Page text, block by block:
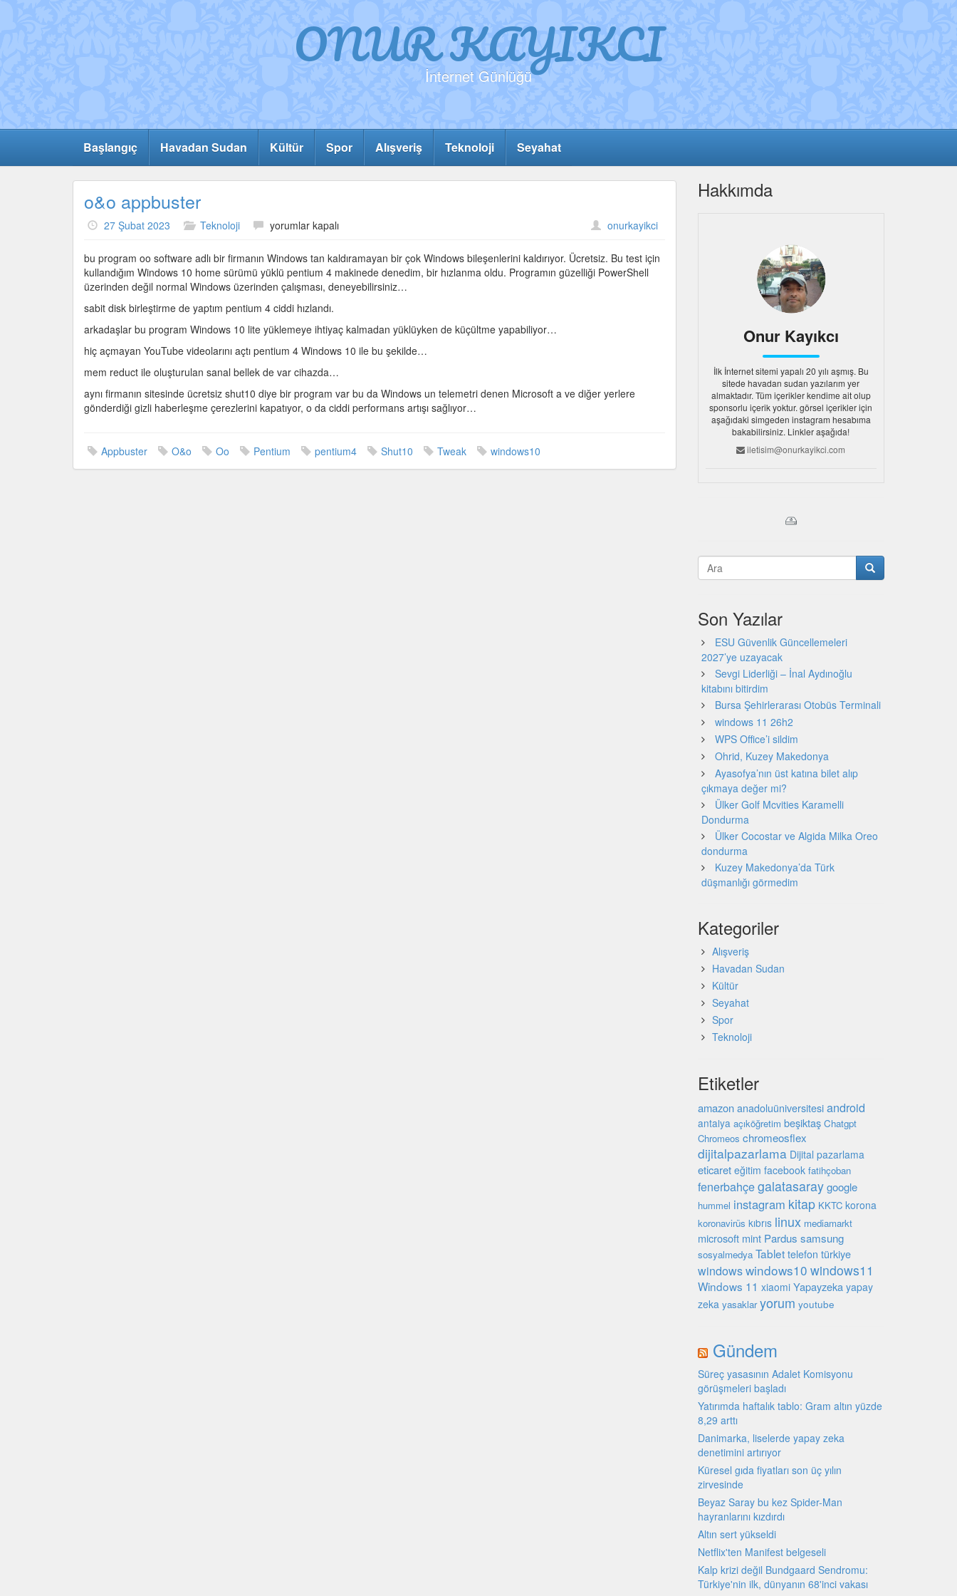
ONUR KAYIKCI
İnternet Günlüğü
Başlangıç Havadan Sudan Kültür Spor Alışveriş Teknoloji Seyahat
o&o appbuster
27 Şubat 2023 Teknoloji
o&o
için
yorumlar kapalı onurkayikci
bu program oo software adlı bir firmanın Windows tan kaldıramayan bir çok Windows bileşenlerini kaldırıyor. Ücretsiz. Bu test için
kullandığım Windows 10 home sürümü yüklü pentium 4 makinede denedim, bir hızlanma oldu. Programın güzelliği PowerShell
üzerinden değil normal Windows üzerinden çalışması, deneyebilirsiniz…
sabit disk birleştirme de yaptım pentium 4 ciddi hızlandı.
arkadaşlar bu program Windows 10 lite yüklemeye ihtiyaç kalmadan yüklüyken de küçültme yapabiliyor…
hiç açmayan YouTube videolarını açtı pentium 4 Windows 10 ile bu şekilde…
mem reduct ile oluşturulan sanal bellek de var cihazda…
aynı firmanın sitesinde ücretsiz shut10 diye bir program var bu da Windows un telemetri denen Microsoft a ve diğer yerlere
gönderdiği gizli haberleşme çerezlerini kapatıyor, o da ciddi performans artışı sağlıyor…
Appbuster O&o Oo Pentium pentium4 Shut10 Tweak windows10
Hakkımda
Onur Kayıkcı
İlk İnternet sitemi yapalı 20 yılı aşmış. Bu
sitede havadan sudan yazılarım yer
almaktadır. Tüm içerikler kendime ait olup
sponsorlu içerik yoktur. görsel içerikler için
aşağıdaki simgeden instagram hesabıma
bakabilirsiniz. Linkler aşağıda!
iletisim@onurkayikci.com
Son Yazılar
ESU Güvenlik Güncellemeleri
2027’ye uzayacak
Sevgi Liderliği – İnal Aydınoğlu
kitabını bitirdim
Bursa Şehirlerarası Otobüs Terminali
windows 11 26h2
WPS Office’i sildim
Ohrid, Kuzey Makedonya
Ayasofya’nın üst katına bilet alıp
çıkmaya değer mi?
Ülker Golf Mcvities Karamelli
Dondurma
Ülker Cocostar ve Algida Milka Oreo
dondurma
Kuzey Makedonya’da Türk
düşmanlığı görmedim
Kategoriler
Alışveriş
Havadan Sudan
Kültür
Seyahat
Spor
Teknoloji
Etiketler
amazon anadoluüniversitesi android
antalya açıköğretim beşiktaş Chatgpt
Chromeos chromeosflex
dijitalpazarlama Dijital pazarlama
eticaret eğitim facebook fatihçoban
fenerbahçegalatasaray google
hummel instagram kitap KKTC korona
koronavirüs kıbrıs linux mediamarkt
microsoft mint Pardus samsung
sosyalmedya Tablet telefon türkiye
windowswindows10 windows11
Windows 11 xiaomi Yapayzeka yapay
zeka yasaklar yorum youtube
Gündem
Süreç yasasının Adalet Komisyonu
görüşmeleri başladı
Yatırımda haftalık tablo: Gram altın yüzde
8,29 arttı
Danimarka, liselerde yapay zeka
denetimini artırıyor
Küresel gıda fiyatları son üç yılın
zirvesinde
Beyaz Saray bu kez Spider-Man
hayranlarını kızdırdı
Altın sert yükseldi
Netflix'ten Manifest belgeseli
Kalp krizi değil Bundgaard Sendromu:
Türkiye'nin ilk, dünyanın 68'inci vakası